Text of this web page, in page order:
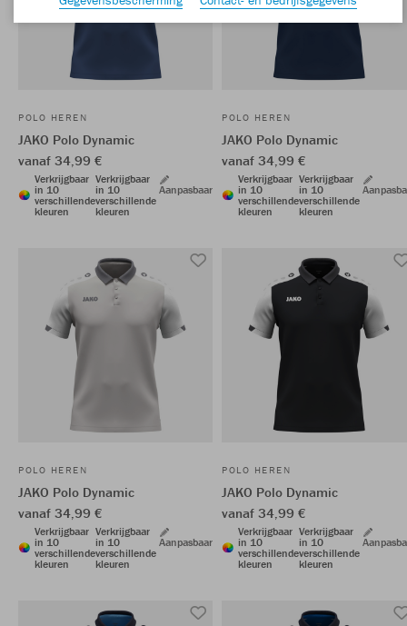
POLO HEREN
JAKO Polo Dynamic
vanaf 34,99 €
Verkrijgbaar
in 10
verschillende
kleuren
Verkrijgbaar
in 10
verschillende
kleuren
Aanpasbaar
POLO HEREN
JAKO Polo Dynamic
vanaf 34,99 €
Verkrijgbaar
in 10
verschillende
kleuren
Verkrijgbaar
in 10
verschillende
kleuren
POLO HEREN
JAKO Polo Dynamic
vanaf 34,99 €
Verkrijgbaar
in 10
verschillende
kleuren
Verkrijgbaar
in 10
verschillende
kleuren
Aanpasbaar
POLO HEREN
JAKO Polo Dynamic
vanaf 34,99 €
Verkrijgbaar
in 10
verschillende
kleuren
Verkrijgbaar
in 10
verschillende
kleuren